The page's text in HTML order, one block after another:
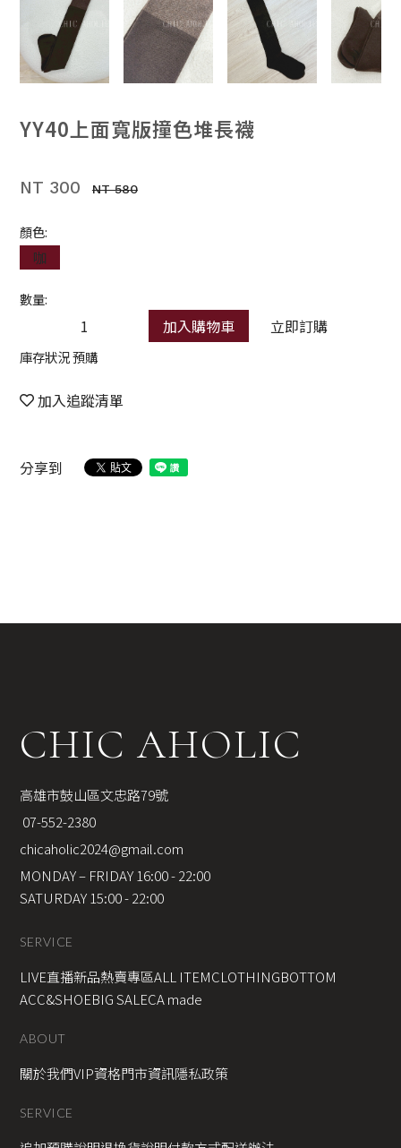
YY40上面寬版撞色堆長襪
NT 300 NT 580
顏色:
咖
數量:
加入購物車 立即訂購
庫存狀況 預購
加入追蹤清單
分享到
CHIC AHOLIC
高雄市鼓山區文忠路79號
07-552-2380
chicaholic2024@gmail.com
MONDAY – FRIDAY 16:00 - 22:00
SATURDAY 15:00 - 22:00
SERVICE
LIVE直播新品熱賣專區ALL ITEMCLOTHINGBOTTOM
ACC&SHOEBIG SALECA made
ABOUT
關於我們VIP資格門市資訊隱私政策
SERVICE